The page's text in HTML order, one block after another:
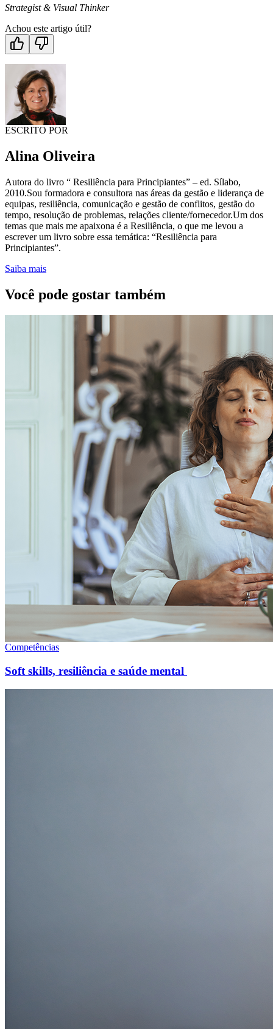
Strategist & Visual Thinker
Achou este artigo útil?
ESCRITO POR
Alina Oliveira
Autora do livro “ Resiliência para Principiantes” – ed. Sílabo,
2010.Sou formadora e consultora nas áreas da gestão e liderança de
equipas, resiliência, comunicação e gestão de conflitos, gestão do
tempo, resolução de problemas, relações cliente/fornecedor.Um dos
temas que mais me apaixona é a Resiliência, o que me levou a
escrever um livro sobre essa temática: “Resiliência para
Principiantes”.
Saiba mais
Você pode gostar também
Competências
Soft skills, resiliência e saúde mental